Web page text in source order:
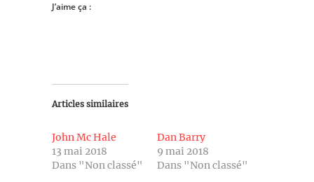
J’aime ça :
Articles similaires
John Mc Hale
13 mai 2018
Dans "Non classé"
Dan Barry
9 mai 2018
Dans "Non classé"